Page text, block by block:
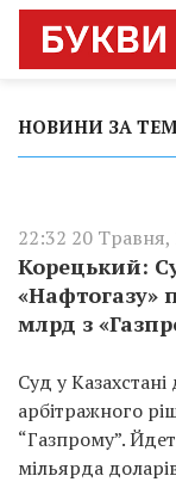
НОВИНИ ЗА
22:32 20 Травня,
Корецький:
«Нафтогазу»
млрд з
Суд у
арбітражного
“Газпрому”.
мільярда